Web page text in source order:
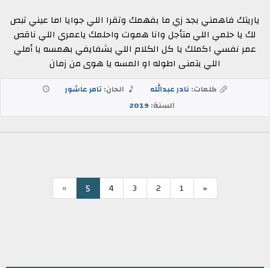
ياريتك فاهمني بجد زي ما بفهمك وتقرا اللي جوايا اما عيني تبص
لك يا حلمي اللي متأجل وانا هموت واحلمك ياعمري اللي ناقص
عمر نفسي اكملك يا كل الكلام اللي بشفايفي بهمسه يا أملي
اللي بتمنى اطوله او المسه يا هوى من زمان
كلمات: نادر عبدالله الحان:تامر عاشور
السنة:2019
«
1
2
3
4
5
»